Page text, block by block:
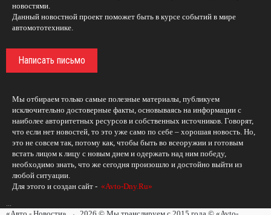
новостями.
Данный новостной проект поможет быть в курсе событий в мире
автомототехнике.
Написать письмо
Мы отбираем только самые полезные материалы, публикуем
исключительно достоверные факты, основываясь на информации с
наиболее авторитетных ресурсов и собственных источников. Говорят,
что если нет новостей, то это уже само по себе – хорошая новость. Но,
это не совсем так, потому как, чтобы быть во всеоружии и готовым
встать лицом к лицу с новым днем и одержать над ним победу,
необходимо знать, что же сегодня произошло и достойно выйти из
любой ситуации.
Для этого и создан сайт - «Avto-Dny.Ru»